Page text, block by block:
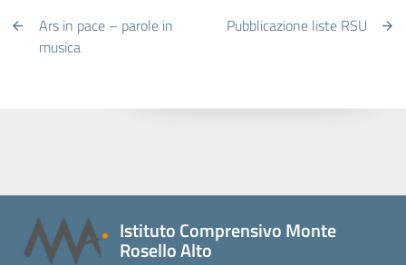
Ars in pace – parole in
musica
Pubblicazione liste RSU
Istituto Comprensivo Monte
Rosello Alto